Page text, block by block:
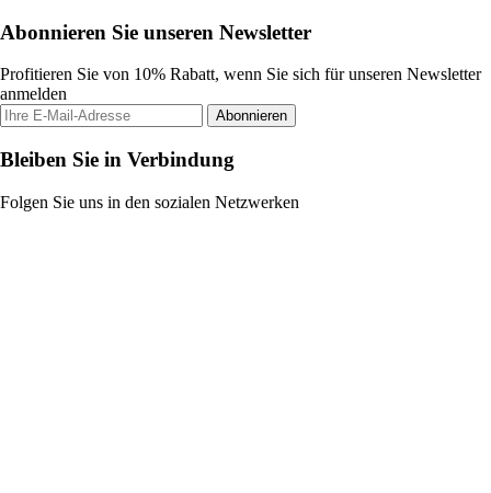
Abonnieren Sie unseren Newsletter
Profitieren Sie von 10% Rabatt, wenn Sie sich für unseren Newsletter
anmelden
Abonnieren
Bleiben Sie in Verbindung
Folgen Sie uns in den sozialen Netzwerken